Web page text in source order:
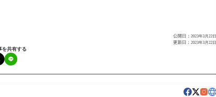
公開日： 2023年3月22日
更新日： 2023年3月22日
を共有する